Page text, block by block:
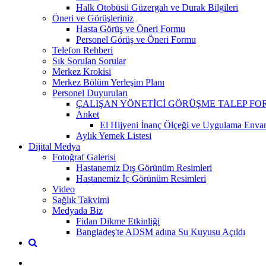
Halk Otobüsü Güzergah ve Durak Bilgileri
Öneri ve Görüşleriniz
Hasta Görüş ve Öneri Formu
Personel Görüş ve Öneri Formu
Telefon Rehberi
Sık Sorulan Sorular
Merkez Krokisi
Merkez Bölüm Yerleşim Planı
Personel Duyuruları
ÇALIŞAN YÖNETİCİ GÖRÜŞME TALEP
Anket
El Hijyeni İnanç Ölçeği ve Uygulama
Aylık Yemek Listesi
Dijital Medya
Fotoğraf Galerisi
Hastanemiz Dış Görünüm Resimleri
Hastanemiz İç Görünüm Resimleri
Video
Sağlık Takvimi
Medyada Biz
Fidan Dikme Etkinliği
Bangladeş'te ADSM adına Su Kuyusu Açıldı